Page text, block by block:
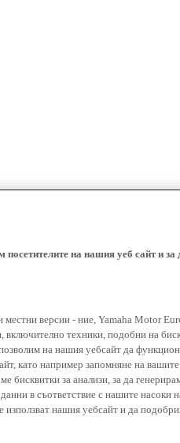
на нашия уеб сайт и
версии - ние, Yamaha Motor
включително техники, подобни на
на нашия уебсайт да
като например запомняне на
бисквитки за анализи, за да
в съответствие с нашите насоки
използват нашия уебсайт и да